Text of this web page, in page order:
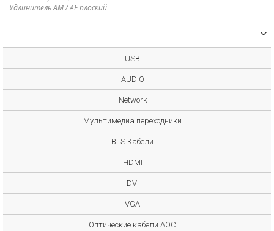
Удлинитель AM / AF плоский
USB
AUDIO
Network
Мультимедиа переходники
BLS Кабели
HDMI
DVI
VGA
Оптические кабели AOC